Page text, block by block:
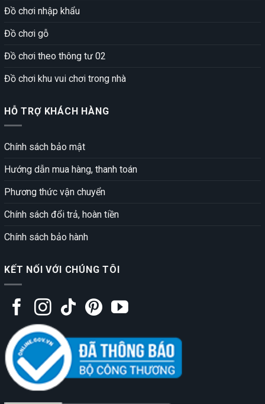
Đồ chơi nhập khẩu
Đồ chơi gỗ
Đồ chơi theo thông tư 02
Đồ chơi khu vui chơi trong nhà
HỖ TRỢ KHÁCH HÀNG
Chính sách bảo mật
Hướng dẫn mua hàng, thanh toán
Phương thức vận chuyển
Chính sách đổi trả, hoàn tiền
Chính sách bảo hành
KẾT NỐI VỚI CHÚNG TÔI